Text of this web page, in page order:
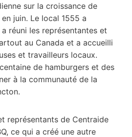
sur la croissance de
juin. Le local 1555 a
réuni les représentantes et
au Canada et a accueilli
et travailleurs locaux.
de hamburgers et des
à la communauté de la
représentants de Centraide
ce qui a créé une autre